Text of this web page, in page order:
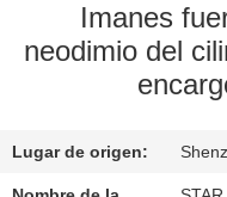
FÁBRICA
DE
Imanes
neodimio del
Lugar de origen: